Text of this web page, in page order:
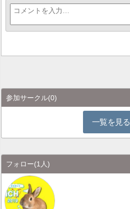
参加サークル(0)
一覧を見る
フォロー(1人)